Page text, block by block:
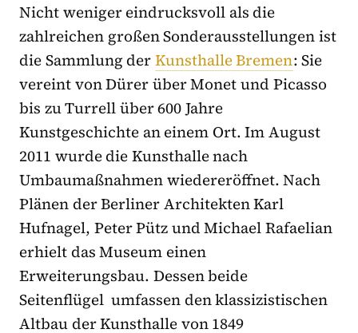
Nicht weniger eindrucksvoll als die
zahlreichen großen Sonderausstellungen ist
die Sammlung derKunsthalle Bremen: Sie
vereint von Dürer über Monet und Picasso
bis zu Turrell über 600 Jahre
Kunstgeschichte an einem Ort. Im August
2011 wurde die Kunsthalle nach
Umbaumaßnahmen wiedereröffnet. Nach
Plänen der Berliner Architekten Karl
Hufnagel, Peter Pütz und Michael Rafaelian
erhielt das Museum einen
Erweiterungsbau. Dessen beide
Seitenflügel umfassen den klassizistischen
Altbau der Kunsthalle von 1849